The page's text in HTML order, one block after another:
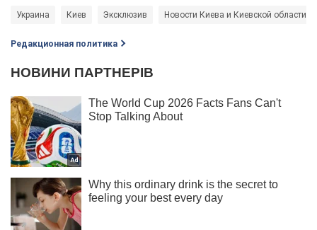
Украина Киев Эксклюзив Новости Киева и Киевской области
Редакционная политика